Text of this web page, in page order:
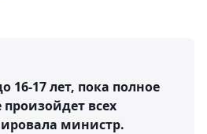
16-17 лет, пока полное
всех
министр.